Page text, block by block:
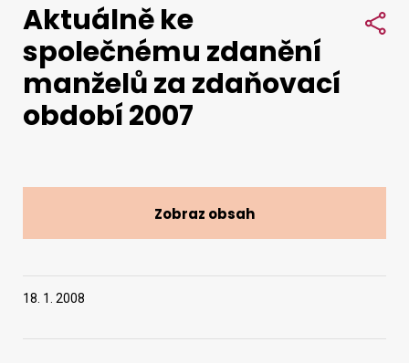
Daně
Mezinárodní spolupráce
18. 1. 2008
Aktuálně ke
společnému zdanění
manželů za zdaňovací
období 2007
Zobraz obsah